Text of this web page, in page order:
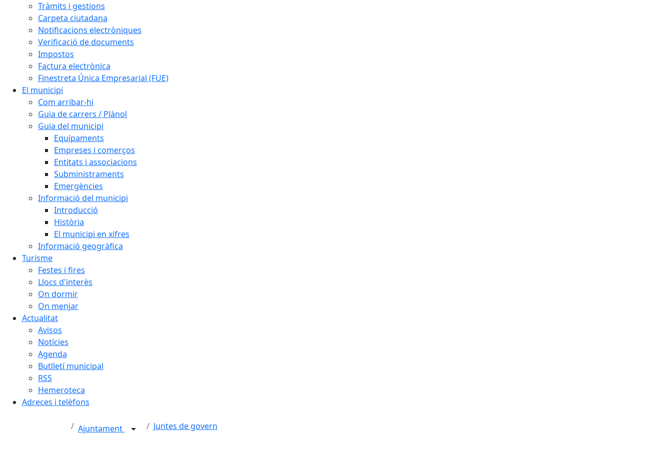
Tràmits i gestions
Carpeta ciutadana
Notificacions electròniques
Verificació de documents
Impostos
Factura electrònica
Finestreta Única Empresarial (FUE)
El municipi
Com arribar-hi
Guia de carrers / Plànol
Guia del municipi
Equipaments
Empreses i comerços
Entitats i associacions
Subministraments
Emergències
Informació del municipi
Introducció
Història
El municipi en xifres
Informació geogràfica
Turisme
Festes i fires
Llocs d'interès
On dormir
On menjar
Actualitat
Avisos
Notícies
Agenda
Butlletí municipal
RSS
Hemeroteca
Adreces i telèfons
Ajuntament Juntes de govern